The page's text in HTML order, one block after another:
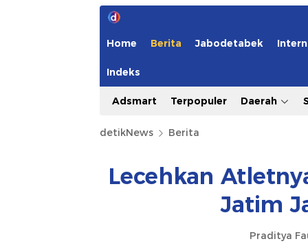
Home Berita Jabodetabek
Indeks
Adsmart Terpopuler Daerah
detikNews Berita
Lecehkan
Jatim
Praditya